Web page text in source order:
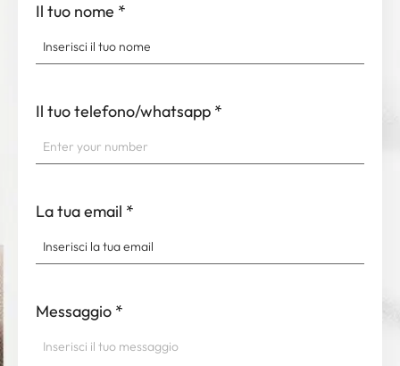
Il tuo nome *
Il tuo telefono/whatsapp *
La tua email *
Messaggio *